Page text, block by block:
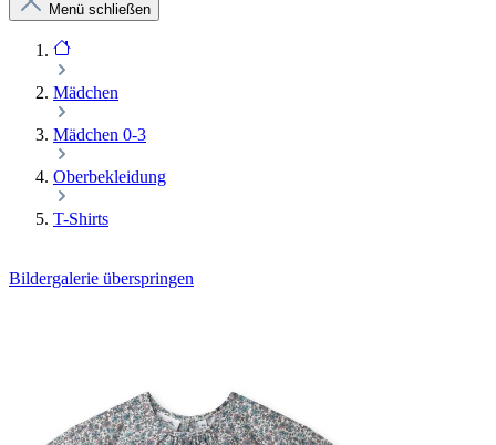
Menü schließen
Mädchen
Mädchen 0-3
Oberbekleidung
T-Shirts
Bildergalerie überspringen